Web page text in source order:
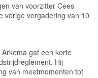
van voorzitter Cees
vorige vergadering van 10
gaf een korte
Hij
van meetmomenten tot